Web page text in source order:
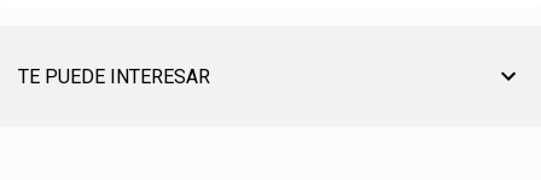
TE PUEDE INTERESAR